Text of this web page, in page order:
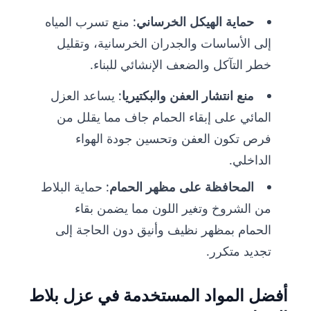
حماية الهيكل الخرساني: منع تسرب المياه
إلى الأساسات والجدران الخرسانية، وتقليل
خطر التآكل والضعف الإنشائي للبناء.
منع انتشار العفن والبكتيريا: يساعد العزل
المائي على إبقاء الحمام جاف مما يقلل من
فرص تكون العفن وتحسين جودة الهواء
الداخلي.
المحافظة على مظهر الحمام: حماية البلاط
من الشروخ وتغير اللون مما يضمن بقاء
الحمام بمظهر نظيف وأنيق دون الحاجة إلى
تجديد متكرر.
أفضل المواد المستخدمة في عزل بلاط